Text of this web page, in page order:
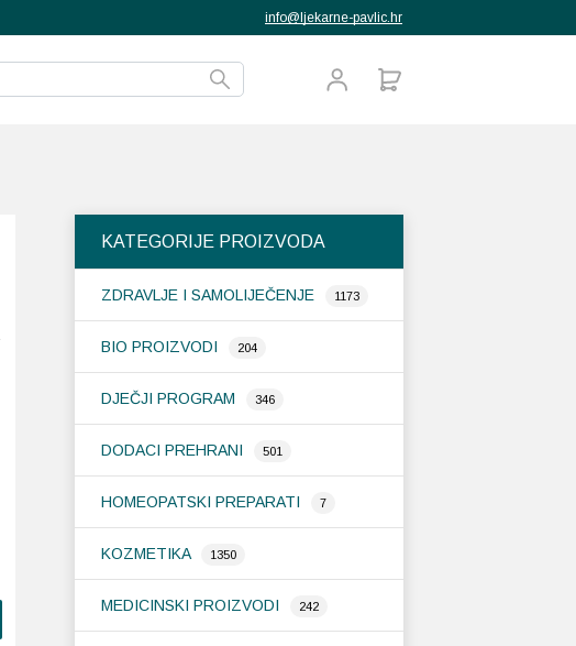
info@ljekarne-pavlic.hr
KATEGORIJE PROIZVODA
ZDRAVLJE I SAMOLIJEČENJE 1173
BIO PROIZVODI 204
DJEČJI PROGRAM 346
DODACI PREHRANI 501
HOMEOPATSKI PREPARATI 7
KOZMETIKA 1350
MEDICINSKI PROIZVODI 242